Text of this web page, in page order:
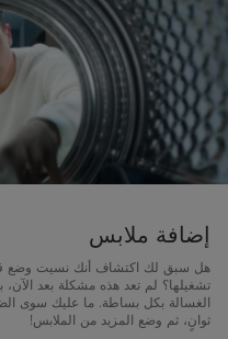
إضافة ملابس
هل سبق لك اكتشاف أنك نسيت وضع
تشغيلها؟ لم تعد هذه مشكلة بعد
ثوانٍ، ثم وضع المزيد من الملابس!